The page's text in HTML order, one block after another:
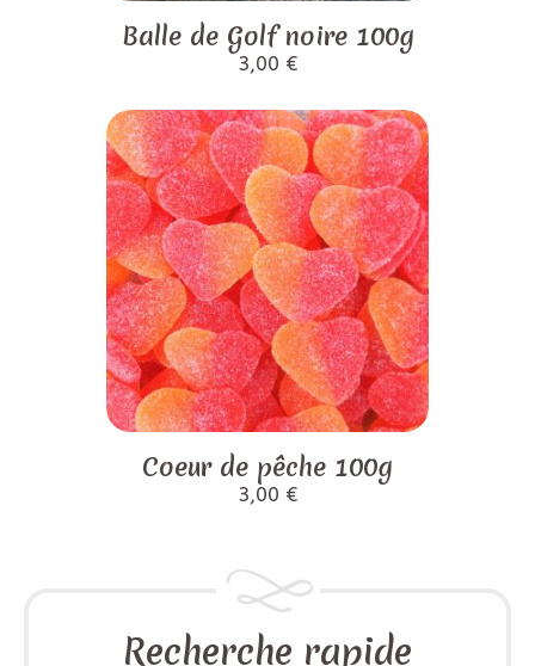
Recherche rapide
Balle de Golf noire 100g
3,00 €
Coeur de pêche 100g
3,00 €